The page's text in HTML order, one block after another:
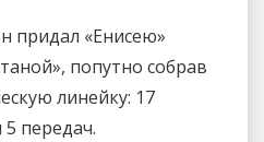
придал «Енисею»
попутно собрав
линейку: 17
передач.